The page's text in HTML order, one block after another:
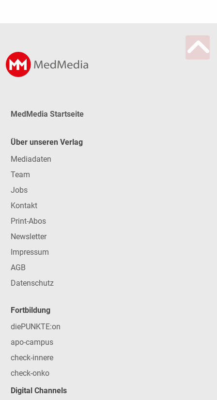
MedMedia Startseite
Über unseren Verlag
Mediadaten
Team
Jobs
Kontakt
Print-Abos
Newsletter
Impressum
AGB
Datenschutz
Fortbildung
diePUNKTE:on
apo-campus
check-innere
check-onko
Digital Channels